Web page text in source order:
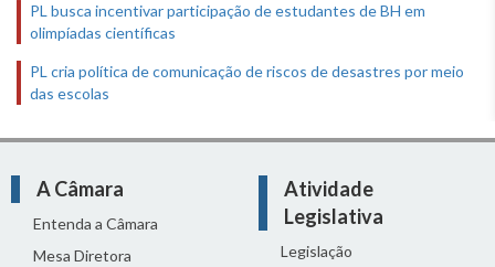
PL busca incentivar participação de estudantes de BH em
olimpíadas científicas
PL cria política de comunicação de riscos de desastres por meio
das escolas
A Câmara
Entenda a Câmara
Mesa Diretora
Atividade
Legislativa
Legislação